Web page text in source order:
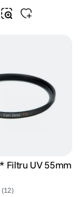
Filtru UV 55mm
(12)